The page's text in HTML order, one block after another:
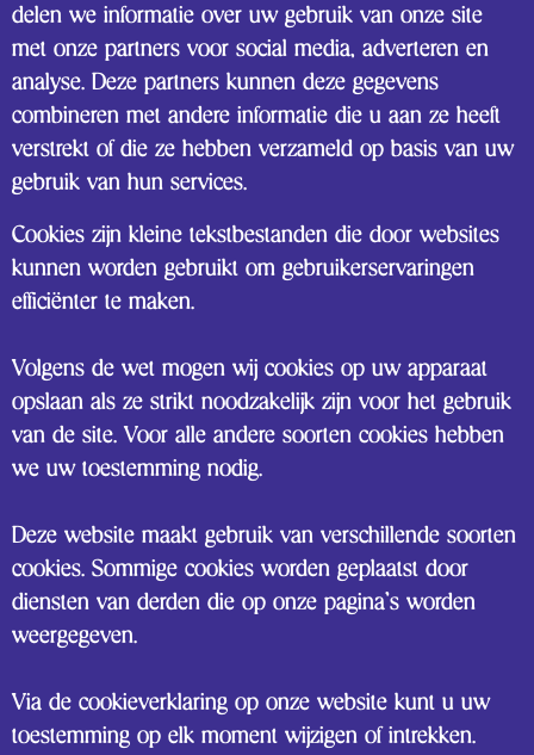
delen we informatie over uw gebruik van onze site
met onze partners voor social media, adverteren en
analyse. Deze partners kunnen deze gegevens
combineren met andere informatie die u aan ze heeft
verstrekt of die ze hebben verzameld op basis van uw
gebruik van hun services.
Cookies zijn kleine tekstbestanden die door websites
kunnen worden gebruikt om gebruikerservaringen
efficiënter te maken.
Volgens de wet mogen wij cookies op uw apparaat
opslaan als ze strikt noodzakelijk zijn voor het gebruik
van de site. Voor alle andere soorten cookies hebben
we uw toestemming nodig.
Deze website maakt gebruik van verschillende soorten
cookies. Sommige cookies worden geplaatst door
diensten van derden die op onze pagina's worden
weergegeven.
Via de cookieverklaring op onze website kunt u uw
toestemming op elk moment wijzigen of intrekken.